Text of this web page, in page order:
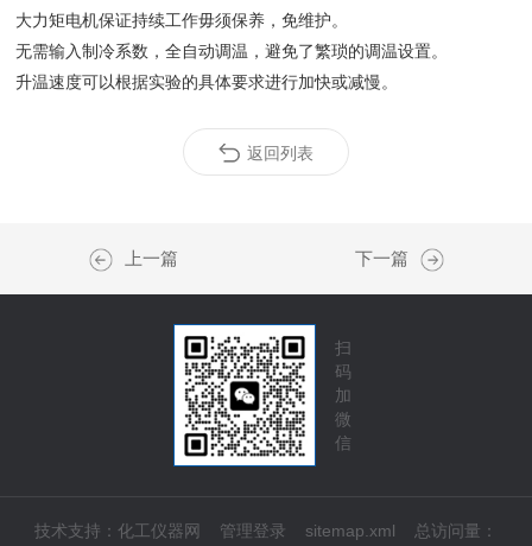
大力矩电机保证持续工作毋须保养，免维护。
无需输入制冷系数，全自动调温，避免了繁琐的调温设置。
升温速度可以根据实验的具体要求进行加快或减慢。
返回列表
上一篇 下一篇
扫
码
加
微
信
技术支持： 化工仪器网 管理登录 sitemap.xml 总访问量：